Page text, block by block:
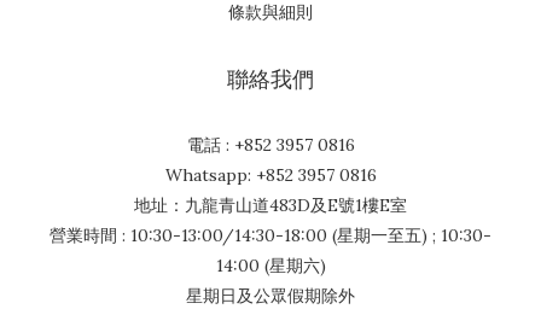
條款與細則
聯絡我們
電話 : +852 3957 0816
Whatsapp: +852 3957 0816
地址：九龍青山道483D及E號1樓E室
營業時間 : 10:30-13:00/14:30-18:00 (星期一至五) ; 10:30-
14:00 (星期六)
星期日及公眾假期除外